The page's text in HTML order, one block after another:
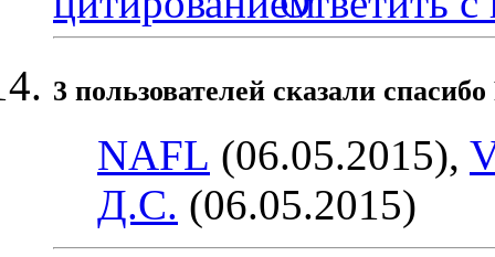
3 пользователей сказали
NAFL (06.05.2015),
Д.С. (06.05.2015)